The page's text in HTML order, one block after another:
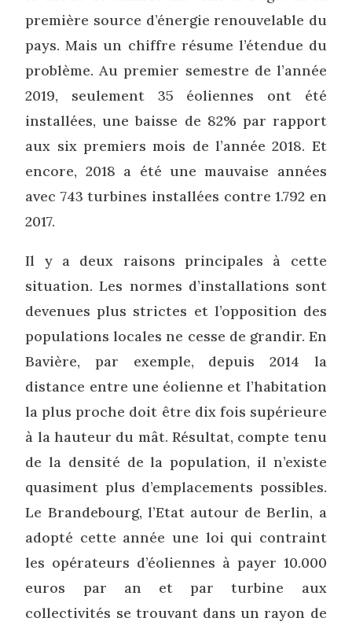
première source d’énergie renouvelable du
pays. Mais un chiffre résume l’étendue du
problème. Au premier semestre de l’année
2019, seulement 35 éoliennes ont été
installées, une baisse de 82% par rapport
aux six premiers mois de l’année 2018. Et
encore, 2018 a été une mauvaise années
avec 743 turbines installées contre 1.792 en
2017.
Il y a deux raisons principales à cette
situation. Les normes d’installations sont
devenues plus strictes et l’opposition des
populations locales ne cesse de grandir. En
Bavière, par exemple, depuis 2014 la
distance entre une éolienne et l’habitation
la plus proche doit être dix fois supérieure
à la hauteur du mât. Résultat, compte tenu
de la densité de la population, il n’existe
quasiment plus d’emplacements possibles.
Le Brandebourg, l’Etat autour de Berlin, a
adopté cette année une loi qui contraint
les opérateurs d’éoliennes à payer 10.000
euros par an et par turbine aux
collectivités se trouvant dans un rayon de